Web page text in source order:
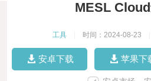
MESL
工具 时间：2024-08-23
安卓下载 苹果下